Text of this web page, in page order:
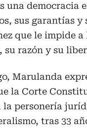
una democracia
sus garantías
que le impide
su razón y su
Marulanda
la Corte
la personería
tras 33